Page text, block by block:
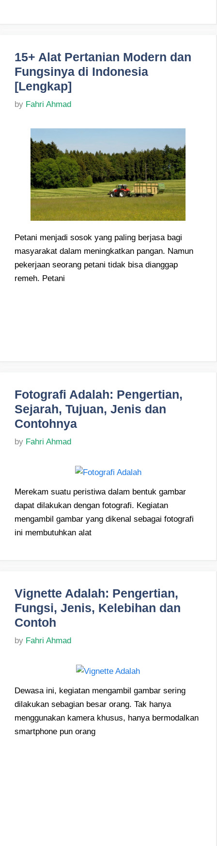
15+ Alat Pertanian Modern dan
Fungsinya di Indonesia
[Lengkap]
by Fahri Ahmad
Petani menjadi sosok yang paling berjasa bagi
masyarakat dalam meningkatkan pangan. Namun
pekerjaan seorang petani tidak bisa dianggap
remeh. Petani
Fotografi Adalah: Pengertian,
Sejarah, Tujuan, Jenis dan
Contohnya
by Fahri Ahmad
Merekam suatu peristiwa dalam bentuk gambar
dapat dilakukan dengan fotografi. Kegiatan
mengambil gambar yang dikenal sebagai fotografi
ini membutuhkan alat
Vignette Adalah: Pengertian,
Fungsi, Jenis, Kelebihan dan
Contoh
by Fahri Ahmad
Dewasa ini, kegiatan mengambil gambar sering
dilakukan sebagian besar orang. Tak hanya
menggunakan kamera khusus, hanya bermodalkan
smartphone pun orang